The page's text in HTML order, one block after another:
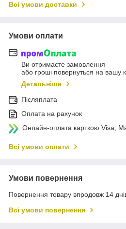
Всі умови доставки
Умови оплати
Ви отримаєте замовлення
або гроші повернуться на вашу
Детальніше
Післяплата
Оплата на рахунок
Онлайн-оплата карткою Visa,
Всі умови оплати
Умови повернення
Повернення товару впродовж 14
Всі умови повернення